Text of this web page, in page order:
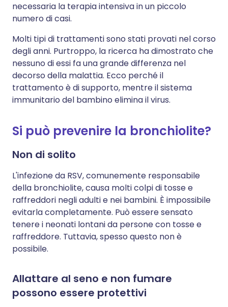
necessaria la terapia intensiva in un piccolo
numero di casi.
Molti tipi di trattamenti sono stati provati nel corso
degli anni. Purtroppo, la ricerca ha dimostrato che
nessuno di essi fa una grande differenza nel
decorso della malattia. Ecco perché il
trattamento è di supporto, mentre il sistema
immunitario del bambino elimina il virus.
Si può prevenire la bronchiolite?
Non di solito
L'infezione da RSV, comunemente responsabile
della bronchiolite, causa molti colpi di tosse e
raffreddori negli adulti e nei bambini. È impossibile
evitarla completamente. Può essere sensato
tenere i neonati lontani da persone con tosse e
raffreddore. Tuttavia, spesso questo non è
possibile.
Allattare al seno e non fumare
possono essere protettivi